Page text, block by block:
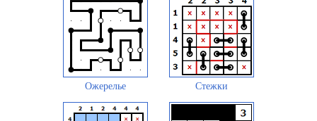
Ожерелье Стежки